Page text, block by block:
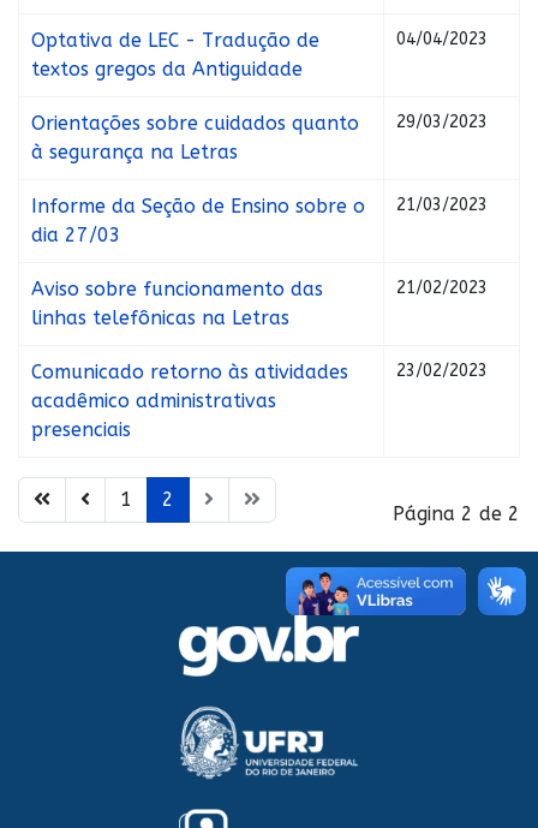
Optativa de LEC - Tradução de
textos gregos da Antiguidade
04/04/2023
Orientações sobre cuidados quanto
à segurança na Letras
29/03/2023
Informe da Seção de Ensino sobre o
dia 27/03
21/03/2023
Aviso sobre funcionamento das
linhas telefônicas na Letras
21/02/2023
Comunicado retorno às atividades
acadêmico administrativas
presenciais
23/02/2023
1 2
Página 2 de 2